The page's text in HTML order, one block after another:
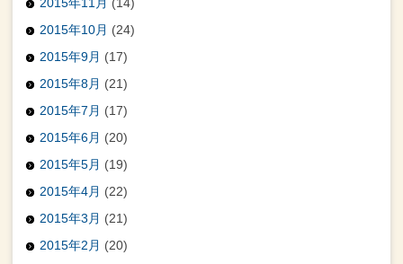
2015年11月 (14)
2015年10月 (24)
2015年9月 (17)
2015年8月 (21)
2015年7月 (17)
2015年6月 (20)
2015年5月 (19)
2015年4月 (22)
2015年3月 (21)
2015年2月 (20)